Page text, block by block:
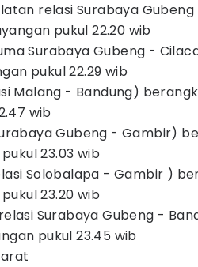
relasi Surabaya
pukul 22.20 wib
Surabaya Gubeng -
pukul 22.29 wib
Malang - Bandung)
wib
Gubeng - Gambir)
23.03 wib
Solobalapa - Gambir )
23.20 wib
relasi Surabaya Gubeng -
pukul 23.45 wib